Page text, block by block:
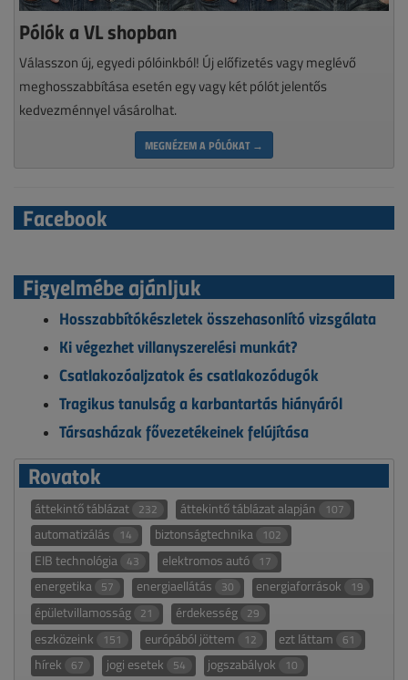
Pólók a VL shopban
Válasszon új, egyedi pólóinkból! Új előfizetés vagy meglévő
meghosszabbítása esetén egy vagy két pólót jelentős
kedvezménnyel vásárolhat.
MEGNÉZEM A PÓLÓKAT →
Facebook
Figyelmébe ajánljuk
Hosszabbítókészletek összehasonlító vizsgálata
Ki végezhet villanyszerelési munkát?
Csatlakozóaljzatok és csatlakozódugók
Tragikus tanulság a karbantartás hiányáról
Társasházak fővezetékeinek felújítása
Rovatok
áttekintő táblázat 232 áttekintő táblázat alapján 107
automatizálás 14 biztonságtechnika 102
EIB technológia 43 elektromos autó 17
energetika 57 energiaellátás 30 energiaforrások 19
épületvillamosság 21 érdekesség 29
eszközeink 151 európából jöttem 12 ezt láttam 61
hírek 67 jogi esetek 54 jogszabályok 10